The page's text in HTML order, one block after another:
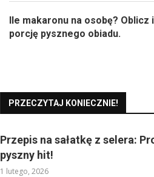
Ile makaronu na osobę? Oblicz
porcję pysznego obiadu.
PRZECZYTAJ KONIECZNIE!
Przepis na sałatkę z selera:
pyszny hit!
1 lutego, 2026